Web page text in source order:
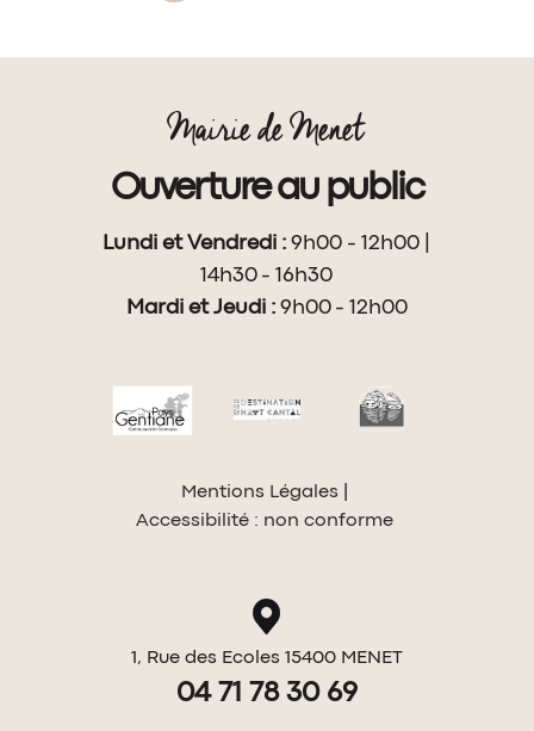
Mairie de Menet
Ouverture au public
Lundi et Vendredi :9h00 - 12h00 |
14h30 - 16h30
Mardi et Jeudi : 9h00 - 12h00
Mentions Légales
Accessibilité : non conforme
1, Rue des Ecoles 15400 MENET
04 71 78 30 69